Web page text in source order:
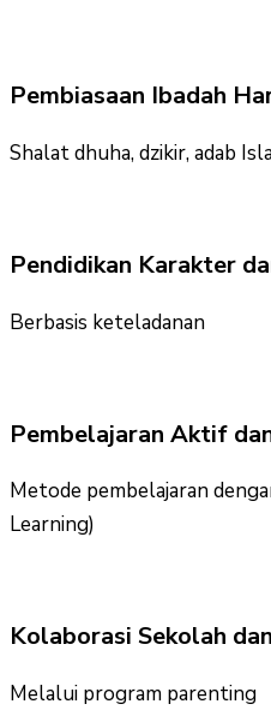
Pembiasaan Ibadah
Shalat dhuha, dzikir, adab
Pendidikan Karakter
Berbasis keteladanan
Pembelajaran Aktif
Metode pembelajaran
Learning)
Kolaborasi Sekolah
Melalui program parenting